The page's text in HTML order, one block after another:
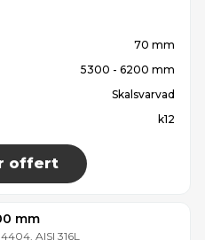
70 mm
5300 - 6200 mm
Skalsvarvad
k12
offert
mm
AISI 316L